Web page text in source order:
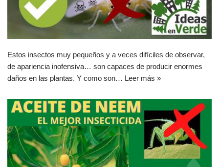
Estos insectos muy pequeños y a veces difíciles de observar,
de apariencia inofensiva… son capaces de producir enormes
daños en las plantas. Y como son… Leer más »